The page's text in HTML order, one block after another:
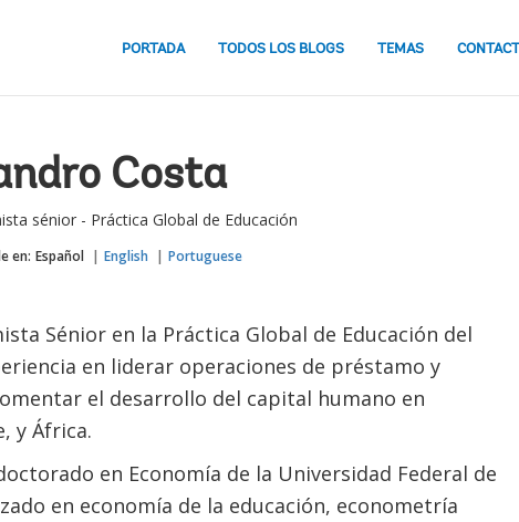
PORTADA TODOS LOS BLOGS TEMAS
Costa
sénior - Práctica Global de Educación
en: Español English Portuguese
Sénior en la Práctica Global de Educación del
en liderar operaciones de préstamo y
el desarrollo del capital humano en
y África.
en Economía de la Universidad Federal de
en economía de la educación, econometría